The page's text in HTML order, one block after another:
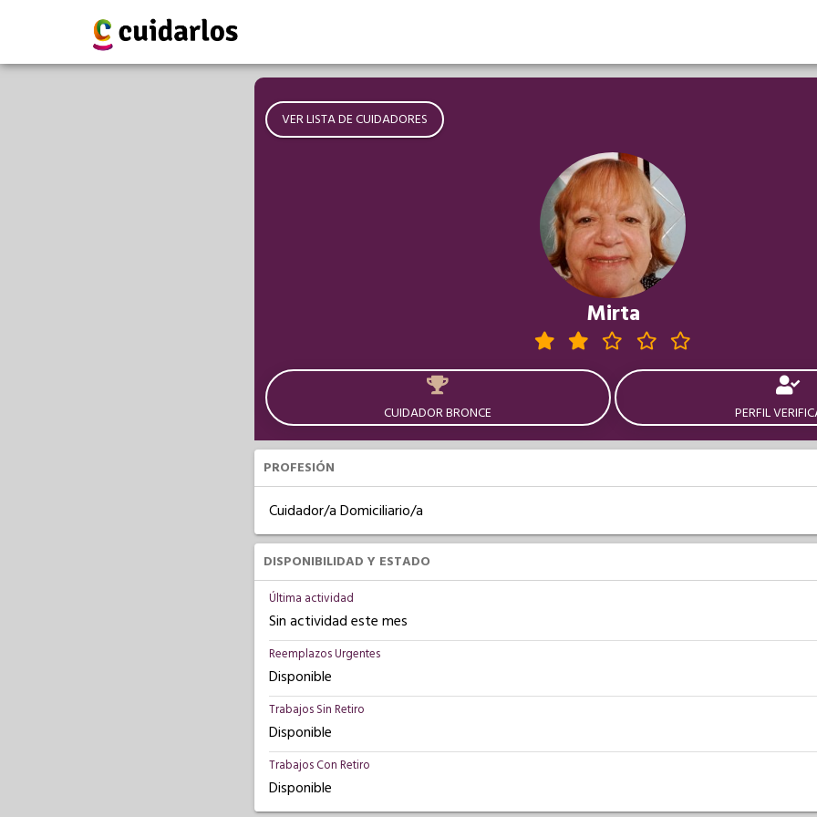
VER LISTA DE CUIDADORES
Mirta
CUIDADOR BRONCE PERFIL
PROFESIÓN
Cuidador/a Domiciliario/a
DISPONIBILIDAD Y ESTADO
Última actividad
Sin actividad este mes
Reemplazos Urgentes
Disponible
Trabajos Sin Retiro
Disponible
Trabajos Con Retiro
Disponible